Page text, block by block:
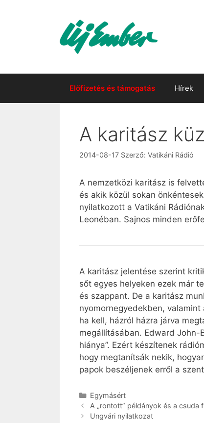
Előfizetés és támogatás Hírek
A karitász
2014-08-17 Szerző: Vatikáni Rádió
A nemzetközi karitász is
és akik közül sokan
nyilatkozott a Vatikáni
Leonéban. Sajnos minden
A karitász jelentése szerint
sőt egyes helyeken ezek már
és szappant. De a karitász
nyomornegyedekben,
ha kell, házról házra járva
megállításában. Edward John-
hiánya”. Ezért készítenek
hogy megtanítsák nekik,
papok beszéljenek erről a
Kategória
Egymásért
A „rontott” példányok és a csuda
Ungvári nyilatkozat